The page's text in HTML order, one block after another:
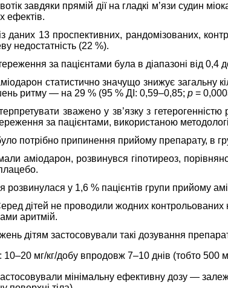
завдяки прямій дії на гладкі м’язи судин
ефектів.
даних 13 проспективних, рандомізованих,
недостатність (22 %).
за пацієнтами була в діапазоні від
статистично значущо знижує загальну
ритму — на 29 % (95 % ДІ: 0,59–0,85; p =
зважено у зв’язку з
за пацієнтами, використаною
потрібно припинення прийому препарату, в
аміодарон, розвинувся гіпотиреоз,
розвинулася у 1,6 % пацієнтів групи прийому
дітей не проводили жодних контрольованих
аритмій.
дітям застосовували такі дозування
мг/кг/добу впродовж 7–10 днів (тобто 500
мінімальну ефективну дозу —